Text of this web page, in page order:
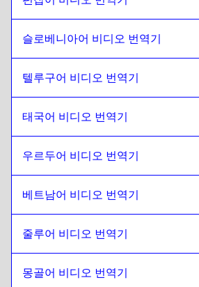
슬로베니아어 비디오 번역기
텔루구어 비디오 번역기
태국어 비디오 번역기
우르두어 비디오 번역기
베트남어 비디오 번역기
줄루어 비디오 번역기
몽골어 비디오 번역기